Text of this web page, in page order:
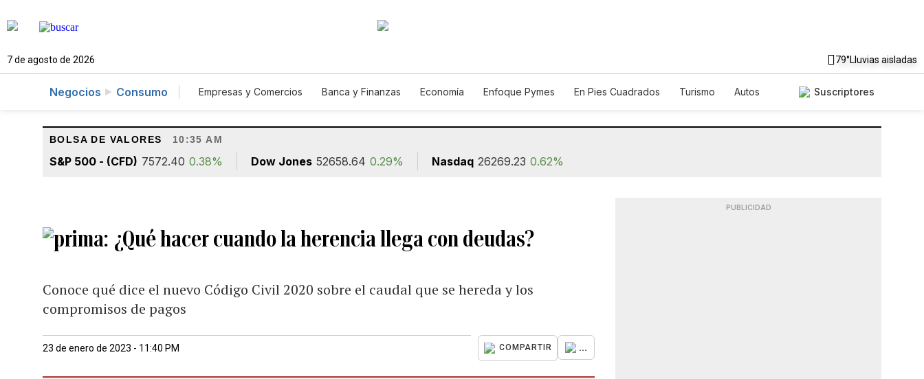
7 de agosto de 2026 79°Lluvias aisladas
Negocios Consumo Empresas y Comercios Banca y Finanzas Economía Enfoque Pymes En Pies Cuadrados Turismo
Autos
Suscriptores
BOLSA DE VALORES 10:35 AM
S&P 500 - (CFD) 7572.40 0.38% Dow Jones 52658.64 0.29% Nasdaq 26269.23 0.62%
¿Qué hacer cuando la herencia llega con deudas?
Conoce qué dice el nuevo Código Civil 2020 sobre el caudal que se hereda y los
compromisos de pagos
23 de enero de 2023 - 11:40 PM COMPARTIR ...
PUBLICIDAD